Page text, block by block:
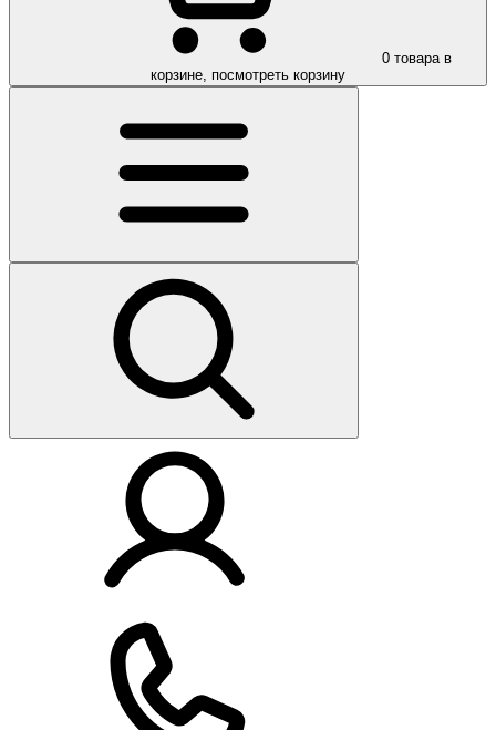
0 товара в
корзине, посмотреть корзину